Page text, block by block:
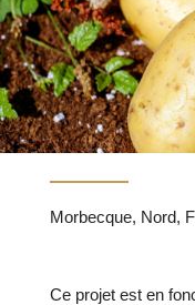
Ce projet est en